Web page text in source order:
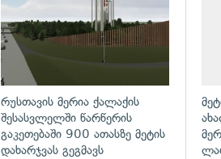
რუსთავის მერია ქალაქის
შესასვლელში წარწერის
გაკეთებაში 900 ათასზე მეტის
დახარჯვას გეგმავს